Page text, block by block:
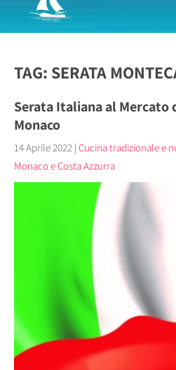
TAG: SERATA
Serata Italiana al Mercato
Monaco
14 Aprile 2022 | Cucina tradizionale e
Monaco e Costa Azzurra